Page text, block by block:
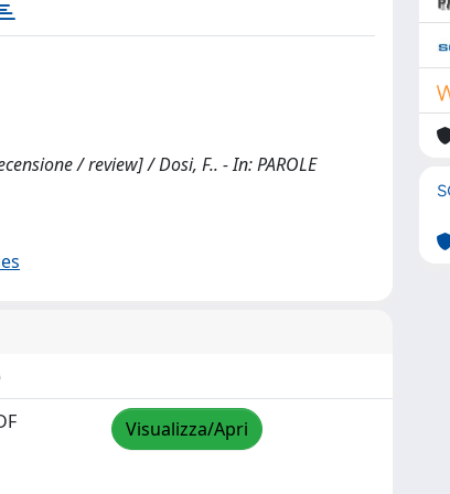
/ review] / Dosi, F.. - In: PAROLE
Visualizza/Apri